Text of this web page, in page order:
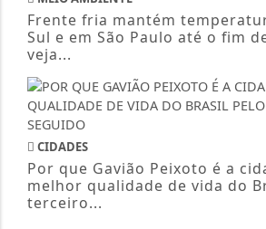
Frente fria mantém
Sul e em São Paulo até o fim
veja...
CIDADES
Por que Gavião Peixoto é a
melhor qualidade de vida do
terceiro...